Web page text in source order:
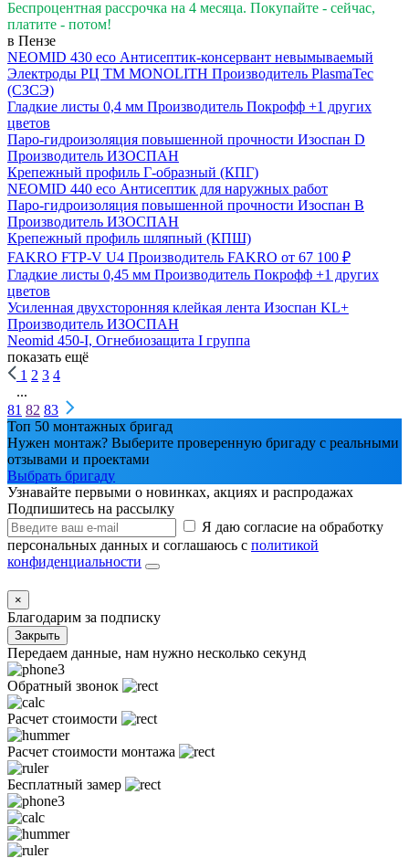
Беспроцентная рассрочка на 4 месяца. Покупайте - сейчас,
платите - потом!
в Пензе
NEOMID 430 eco Антисептик-консервант невымываемый
Электроды РЦ ТМ MONOLITH Производитель PlasmaTec
(СЗСЭ)
Гладкие листы 0,4 мм Производитель Покрофф +1 других
цветов
Паро-гидроизоляция повышенной прочности Изоспан D
Производитель ИЗОСПАН
Крепежный профиль Г-образный (КПГ)
NEOMID 440 eco Антисептик для наружных работ
Паро-гидроизоляция повышенной прочности Изоспан B
Производитель ИЗОСПАН
Крепежный профиль шляпный (КПШ)
FAKRO FTP-V U4 Производитель FAKRO от 67 100 ₽
Гладкие листы 0,45 мм Производитель Покрофф +1 других
цветов
Усиленная двухсторонняя клейкая лента Изоспан KL+
Производитель ИЗОСПАН
Neomid 450-I, Огнебиозащита I группа
показать ещё
1 2 3 4
...
81 82 83
Топ 50 монтажных бригад
Нужен монтаж? Выберите проверенную бригаду с реальными
отзывами и проектами
Выбрать бригаду
Узнавайте первыми о новинках, акциях и распродажах
Подпишитесь на рассылку
Я даю согласие на обработку
персональных данных и соглашаюсь с политикой
конфиденциальности
×
Благодарим за подписку
Закрыть
Передаем данные, нам нужно несколько секунд
Обратный звонок
Расчет стоимости
Расчет стоимости монтажа
Бесплатный замер